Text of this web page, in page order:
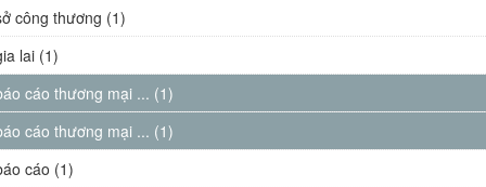
công thương (1)
lai (1)
cáo thương mại ... (1)
cáo thương mại ... (1)
cáo (1)